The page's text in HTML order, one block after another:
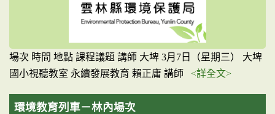
場次 時間 地點 課程議題 講師 大埤 3月7日（星期三） 大埤
國小視聽教室 永續發展教育 賴正庸 講師 <詳全文>
環境教育列車－林內場次